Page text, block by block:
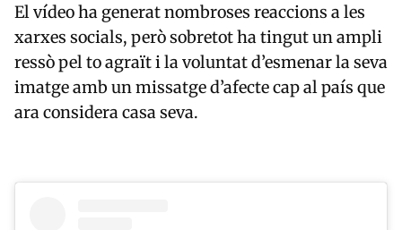
El vídeo ha generat nombroses reaccions a les
xarxes socials, però sobretot ha tingut un ampli
ressò pel to agraït i la voluntat d’esmenar la seva
imatge amb un missatge d’afecte cap al país que
ara considera casa seva.